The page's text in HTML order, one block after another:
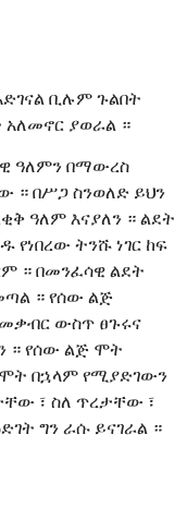
ቢሉም ጉልበት
አለመኖር ያወራል ።
ዓለምን በማውረስ
። በሥጋ ስንወለድ ይህን
ዓለም እናያለን ። ልደት
ትንሹ ነገር ከፍ
። በመንፈሳዊ ልደት
። የሰው ልጅ
ውስጥ ፀጉሩና
። የሰው ልጅ ሞት
በኋላም የሚያድገውን
፣ ስለ ጥረታቸው ፣
ግን ራሱ ይናገራል ።